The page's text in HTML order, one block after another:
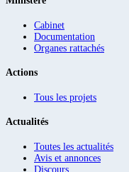
Cabinet
Documentation
Organes rattachés
Actions
Tous les projets
Actualités
Toutes les actualités
Avis et annonces
Discours